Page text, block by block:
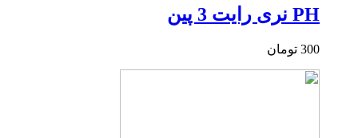
PH نری رایت 3 پین
300 تومان